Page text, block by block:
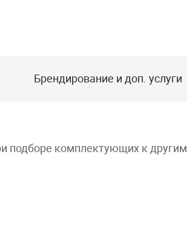
Брендирование и доп. услуги
подборе комплектующих к другим